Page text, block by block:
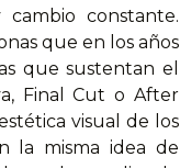
constante.
que en los años
que sustentan el
Final Cut o After
visual de los
la misma idea de